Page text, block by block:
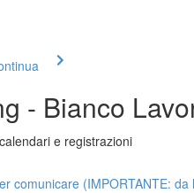
- Bianco
e registrazioni
comunicare (IMPORTANTE: